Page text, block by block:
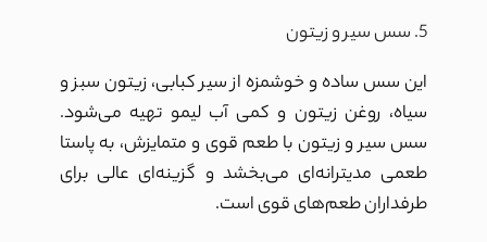
5. سس سیر و زیتون
این سس ساده و خوشمزه از سیر کبابی، زیتون سبز و
سیاه، روغن زیتون و کمی آب لیمو تهیه می‌شود.
سس سیر و زیتون با طعم قوی و متمایزش، به پاستا
طعمی مدیترانه‌ای می‌بخشد و گزینه‌ای عالی برای
طرفداران طعم‌های قوی است.